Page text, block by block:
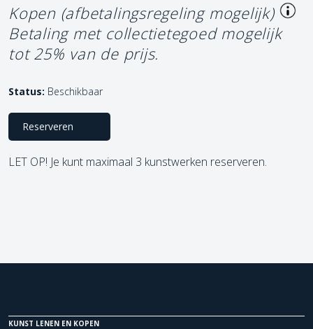
Kopen (afbetalingsregeling mogelijk)
Betaling met collectietegoed mogelijk
tot 25% van de prijs.
Status: Beschikbaar
Reserveren
LET OP! Je kunt maximaal 3 kunstwerken reserveren.
KUNST LENEN EN KOPEN